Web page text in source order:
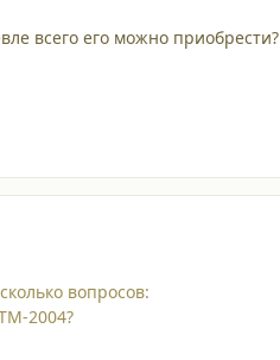
всего его можно приобрести?
вопросов:
2004?